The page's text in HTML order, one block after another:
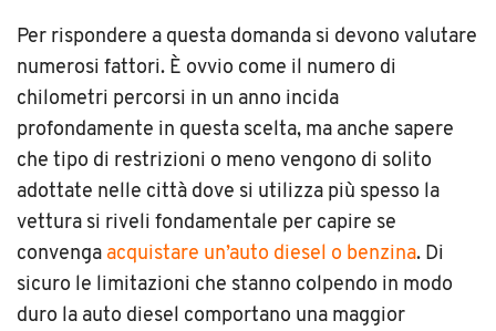
Per rispondere a questa domanda si devono valutare
numerosi fattori. È ovvio come il numero di
chilometri percorsi in un anno incida
profondamente in questa scelta, ma anche sapere
che tipo di restrizioni o meno vengono di solito
adottate nelle città dove si utilizza più spesso la
vettura si riveli fondamentale per capire se
convenga acquistare un’auto diesel o benzina. Di
sicuro le limitazioni che stanno colpendo in modo
duro la auto diesel comportano una maggior